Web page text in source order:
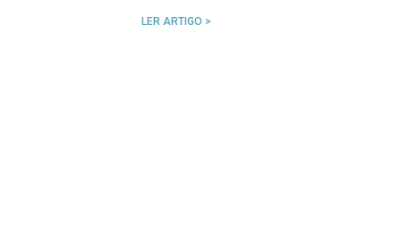
LER ARTIGO >